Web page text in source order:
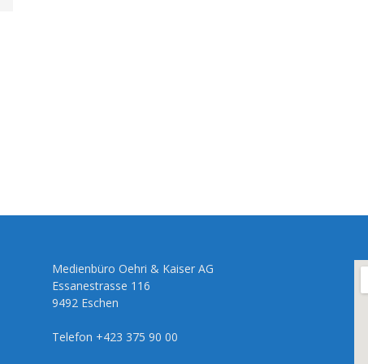
Medienbüro Oehri & Kaiser AG
Essanestrasse 116
9492 Eschen
Telefon +423 375 90 00